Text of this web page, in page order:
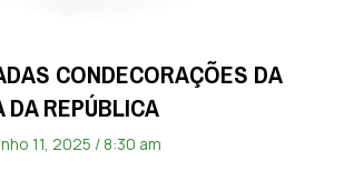
CONDECORAÇÕES DA
REPÚBLICA
11, 2025 8:30 am